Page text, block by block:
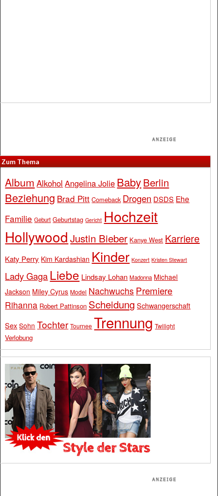
Zum Thema
Album Alkohol Angelina Jolie BabyBerlin
Beziehung Brad Pitt Comeback Drogen DSDS Ehe
Familie Geburt Geburtstag Gericht Hochzeit
Hollywood Justin Bieber Kanye West Karriere
Katy Perry Kim Kardashian Kinder Konzert Kristen Stewart
Lady Gaga Liebe Lindsay Lohan Madonna Michael
Jackson Miley Cyrus Model Nachwuchs Premiere
Rihanna Robert Pattinson Scheidung Schwangerschaft
Sex Sohn Tochter Tournee Trennung Twilight
Verlobung